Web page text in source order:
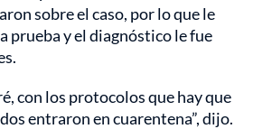
sobre el caso, por lo que le
prueba y el diagnóstico le fue
con los protocolos que hay que
entraron en cuarentena”, dijo.